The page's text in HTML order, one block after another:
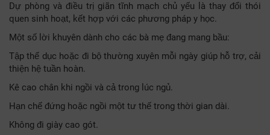
Dự phòng và điều trị giãn tĩnh mạch chủ yếu là thay đổi thói
quen sinh hoạt, kết hợp với các phương pháp y học.
Một số lời khuyên dành cho các bà mẹ đang mang bầu:
Tập thể dục hoặc đi bộ thường xuyên mỗi ngày giúp hỗ trợ, cải
thiện hệ tuần hoàn.
Kê cao chân khi ngồi và cả trong lúc ngủ.
Hạn chế đứng hoặc ngồi một tư thế trong thời gian dài.
Không đi giày cao gót.